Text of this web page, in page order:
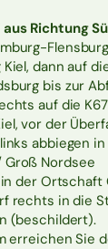
Richtung
dann auf
bis zur
auf die
vor der
abbiegen
Groß Nordsee
der Ortschaft
rechts in die
(beschildert).
erreichen Sie